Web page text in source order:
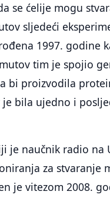
se ćelije mogu
sljedeći
1997. godine
tim je spojio
bi proizvodila
bila ujedno i
je naučnik radio
za stvaranje
je vitezom 2008.